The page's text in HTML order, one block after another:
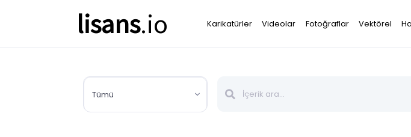
lisans.io Karikatürler Videolar Fotoğraflar Vektörel
Tümü